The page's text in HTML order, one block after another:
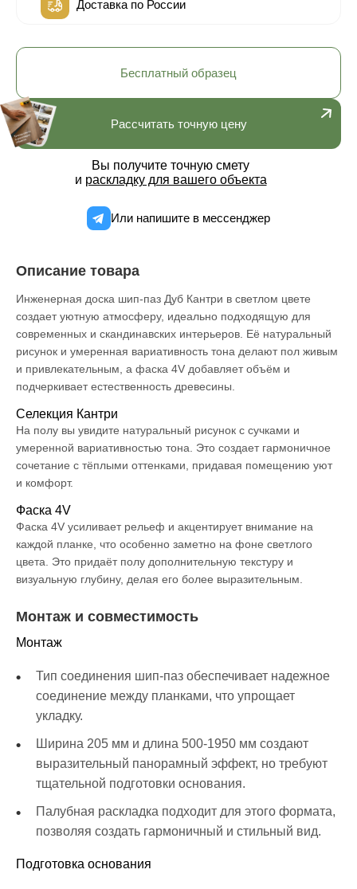
Доставка по России
Рассчитать точную цену
Вы получите точную смету
и раскладку для вашего объекта
Или напишите в мессенджер
Бесплатный образец
Описание товара
Инженерная доска шип-паз Дуб Кантри в светлом цвете
создает уютную атмосферу, идеально подходящую для
современных и скандинавских интерьеров. Её натуральный
рисунок и умеренная вариативность тона делают пол живым
и привлекательным, а фаска 4V добавляет объём и
подчеркивает естественность древесины.
Селекция Кантри
На полу вы увидите натуральный рисунок с сучками и
умеренной вариативностью тона. Это создает гармоничное
сочетание с тёплыми оттенками, придавая помещению уют
и комфорт.
Фаска 4V
Фаска 4V усиливает рельеф и акцентирует внимание на
каждой планке, что особенно заметно на фоне светлого
цвета. Это придаёт полу дополнительную текстуру и
визуальную глубину, делая его более выразительным.
Монтаж и совместимость
Монтаж
Тип соединения шип-паз обеспечивает надежное
соединение между планками, что упрощает
укладку.
Ширина 205 мм и длина 500-1950 мм создают
выразительный панорамный эффект, но требуют
тщательной подготовки основания.
Палубная раскладка подходит для этого формата,
позволяя создать гармоничный и стильный вид.
Подготовка основания